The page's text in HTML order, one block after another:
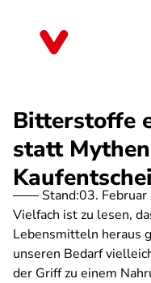
Bitterstoffe
statt
Stand:03.
Vielfach ist zu lesen,
Lebensmitteln heraus
unseren Bedarf
der Griff zu einem